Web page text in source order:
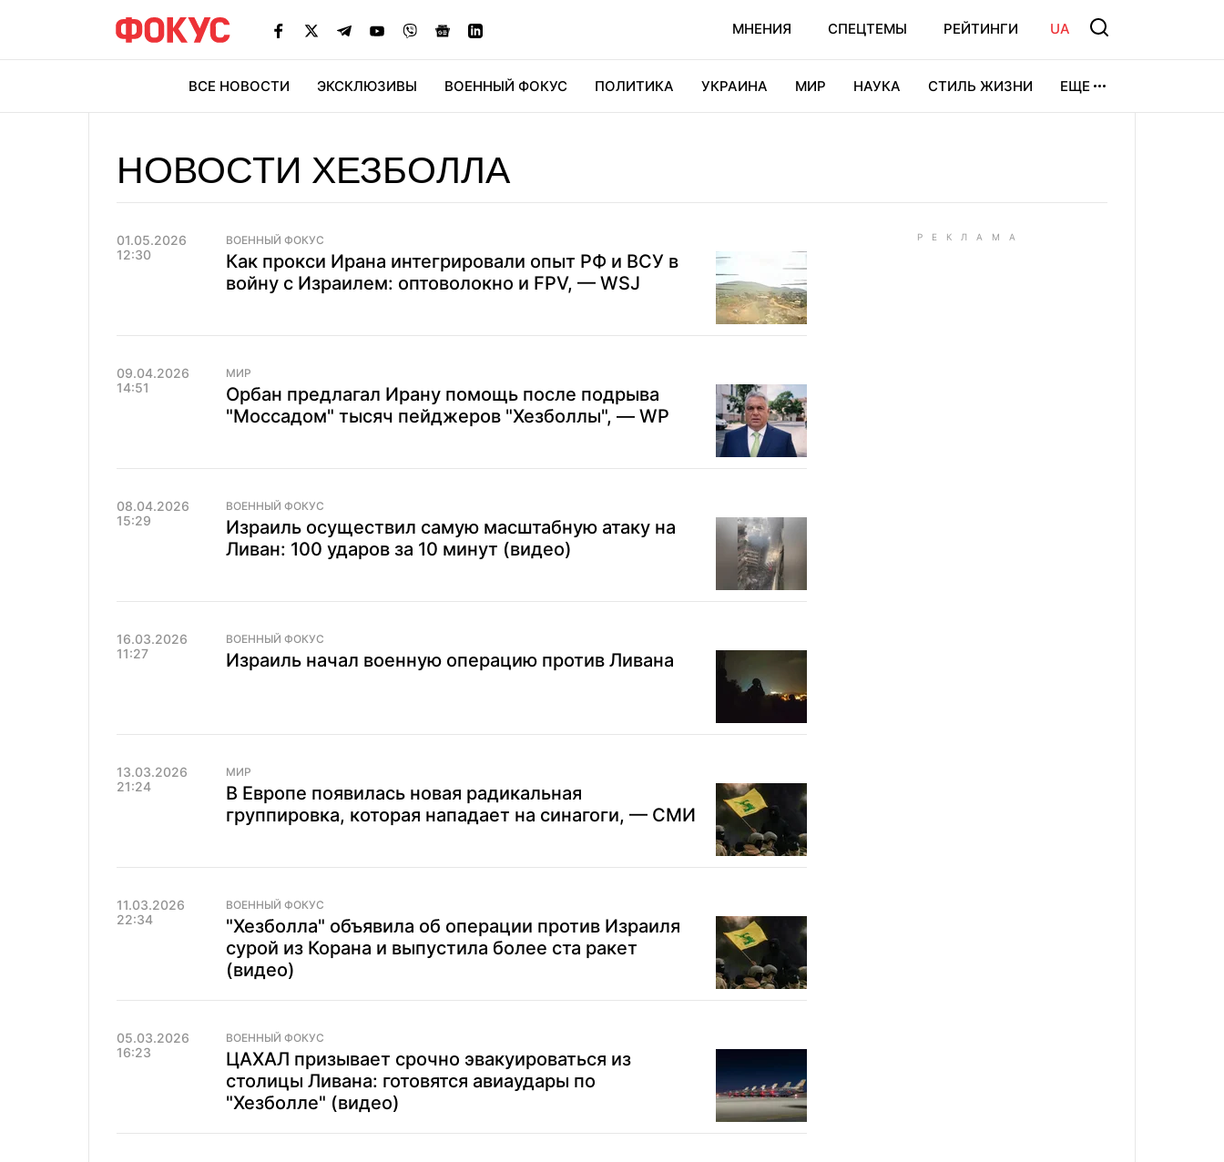
МНЕНИЯ СПЕЦТЕМЫ РЕЙТИНГИ UA
ВСЕ НОВОСТИ ЭКСКЛЮЗИВЫ ВОЕННЫЙ ФОКУС ПОЛИТИКА УКРАИНА МИР НАУКА СТИЛЬ ЖИЗНИ ЕЩЕ
НОВОСТИ ХЕЗБОЛЛА
01.05.2026
12:30
ВОЕННЫЙ ФОКУС
Как прокси Ирана интегрировали опыт РФ и ВСУ в
войну с Израилем: оптоволокно и FPV, — WSJ
09.04.2026
14:51
МИР
Орбан предлагал Ирану помощь после подрыва
"Моссадом" тысяч пейджеров "Хезболлы", — WP
08.04.2026
15:29
ВОЕННЫЙ ФОКУС
Израиль осуществил самую масштабную атаку на
Ливан: 100 ударов за 10 минут (видео)
16.03.2026
11:27
ВОЕННЫЙ ФОКУС
Израиль начал военную операцию против Ливана
13.03.2026
21:24
МИР
В Европе появилась новая радикальная
группировка, которая нападает на синагоги, — СМИ
11.03.2026
22:34
ВОЕННЫЙ ФОКУС
"Хезболла" объявила об операции против Израиля
сурой из Корана и выпустила более ста ракет
(видео)
05.03.2026
16:23
ВОЕННЫЙ ФОКУС
ЦАХАЛ призывает срочно эвакуироваться из
столицы Ливана: готовятся авиаудары по
"Хезболле" (видео)